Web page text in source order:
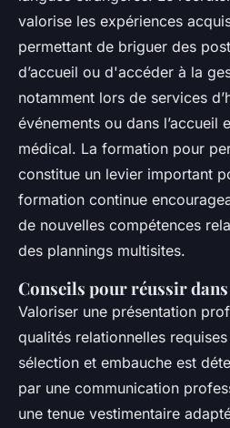
valorise les expériences
permettant de briguer des
d’accueil ou d'accéder à la
notamment lors de services
événements ou dans l’accueil
médical. La formation pour
constitue un levier important
formation continue
de nouvelles compétences
des plannings multisites.
Conseils pour réussir
Valoriser une présentation
qualités relationnelles
sélection et embauche est
par une communication
une tenue vestimentaire